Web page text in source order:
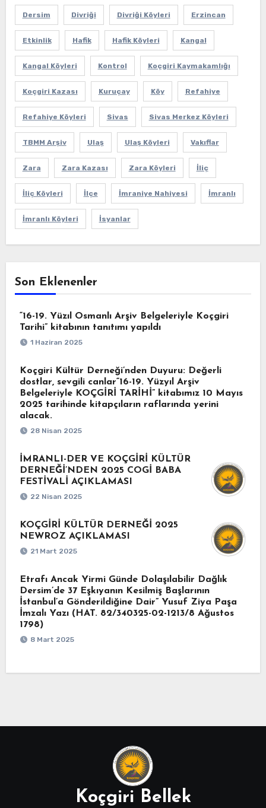
Dersim Divriği Divriği Köyleri Erzincan
Etkinlik Hafik Hafik Köyleri Kangal
Kangal Köyleri Kontrol Koçgiri Kaymakamlığı
Koçgiri Kazası Kuruçay Köy Refahiye
Refahiye Köyleri Sivas Sivas Merkez Köyleri
TBMM Arşiv Ulaş Ulaş Köyleri Vakıflar
Zara Zara Kazası Zara Köyleri İliç
İliç Köyleri İlçe İmraniye Nahiyesi İmranlı
İmranlı Köyleri İsyanlar
Son Eklenenler
“16-19. Yüzıl Osmanlı Arşiv Belgeleriyle Koçgiri
Tarihi” kitabının tanıtımı yapıldı
1 Haziran 2025
Koçgiri Kültür Derneği’nden Duyuru: Değerli
dostlar, sevgili canlar“16-19. Yüzyıl Arşiv
Belgeleriyle KOÇGİRİ TARİHİ” kitabımız 10 Mayıs
2025 tarihinde kitapçıların raflarında yerini
alacak.
28 Nisan 2025
İMRANLI-DER VE KOÇGİRİ KÜLTÜR
DERNEĞİ’NDEN 2025 COGİ BABA
FESTİVALİ AÇIKLAMASI
22 Nisan 2025
KOÇGİRİ KÜLTÜR DERNEĞİ 2025
NEWROZ AÇIKLAMASI
21 Mart 2025
Etrafı Ancak Yirmi Günde Dolaşılabilir Dağlık
Dersim’de 37 Eşkıyanın Kesilmiş Başlarının
İstanbul’a Gönderildiğine Dair” Yusuf Ziya Paşa
İmzalı Yazı (HAT. 82/340325-02-1213/8 Ağustos
1798)
8 Mart 2025
Koçgiri Bellek